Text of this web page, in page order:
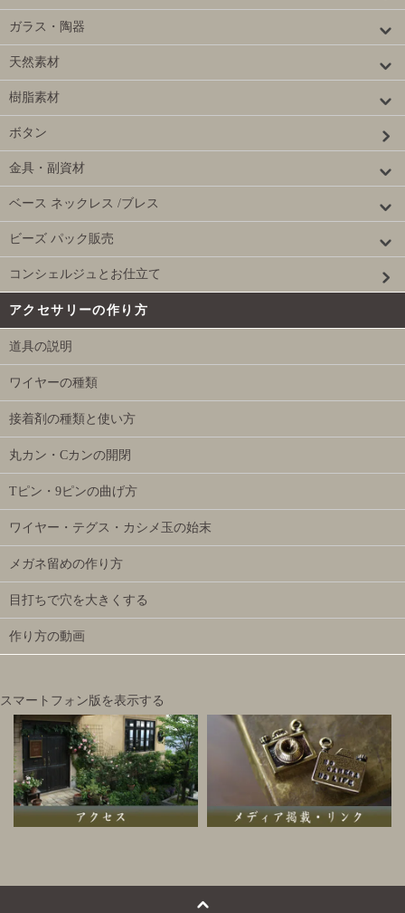
ガラス・陶器
天然素材
樹脂素材
ボタン
金具・副資材
ベース ネックレス /ブレス
ビーズ パック販売
コンシェルジュとお仕立て
アクセサリーの作り方
道具の説明
ワイヤーの種類
接着剤の種類と使い方
丸カン・Cカンの開閉
Tピン・9ピンの曲げ方
ワイヤー・テグス・カシメ玉の始末
メガネ留めの作り方
目打ちで穴を大きくする
作り方の動画
スマートフォン版を表示する